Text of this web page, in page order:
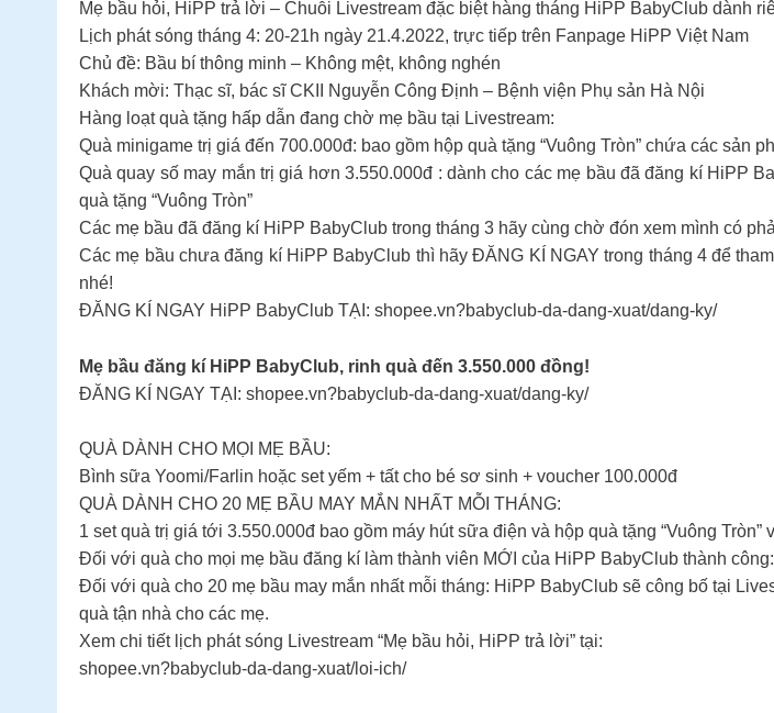
Mẹ bầu hỏi, HiPP trả lời – Chuỗi Livestream đặc biệt hàng tháng HiPP BabyClub dành
Lịch phát sóng tháng 4: 20-21h ngày 21.4.2022, trực tiếp trên Fanpage HiPP Việt Nam
Chủ đề: Bầu bí thông minh – Không mệt, không nghén
Khách mời: Thạc sĩ, bác sĩ CKII Nguyễn Công Định – Bệnh viện Phụ sản Hà Nội
Hàng loạt quà tặng hấp dẫn đang chờ mẹ bầu tại Livestream:
Quà minigame trị giá đến 700.000đ: bao gồm hộp quà tặng “Vuông Tròn” chứa các sản
Quà quay số may mắn trị giá hơn 3.550.000đ : dành cho các mẹ bầu đã đăng kí HiPP
quà tặng “Vuông Tròn”
Các mẹ bầu đã đăng kí HiPP BabyClub trong tháng 3 hãy cùng chờ đón xem mình có
Các mẹ bầu chưa đăng kí HiPP BabyClub thì hãy ĐĂNG KÍ NGAY trong tháng 4 để
nhé!
ĐĂNG KÍ NGAY HiPP BabyClub TẠI: shopee.vn?babyclub-da-dang-xuat/dang-ky/
Mẹ bầu đăng kí HiPP BabyClub, rinh quà đến 3.550.000 đồng!
ĐĂNG KÍ NGAY TẠI: shopee.vn?babyclub-da-dang-xuat/dang-ky/
QUÀ DÀNH CHO MỌI MẸ BẦU:
Bình sữa Yoomi/Farlin hoặc set yếm + tất cho bé sơ sinh + voucher 100.000đ
QUÀ DÀNH CHO 20 MẸ BẦU MAY MẮN NHẤT MỖI THÁNG:
1 set quà trị giá tới 3.550.000đ bao gồm máy hút sữa điện và hộp quà tặng “Vuông
Đối với quà cho mọi mẹ bầu đăng kí làm thành viên MỚI của HiPP BabyClub thành
Đối với quà cho 20 mẹ bầu may mắn nhất mỗi tháng: HiPP BabyClub sẽ công bố tại
quà tận nhà cho các mẹ.
Xem chi tiết lịch phát sóng Livestream “Mẹ bầu hỏi, HiPP trả lời” tại:
shopee.vn?babyclub-da-dang-xuat/loi-ich/